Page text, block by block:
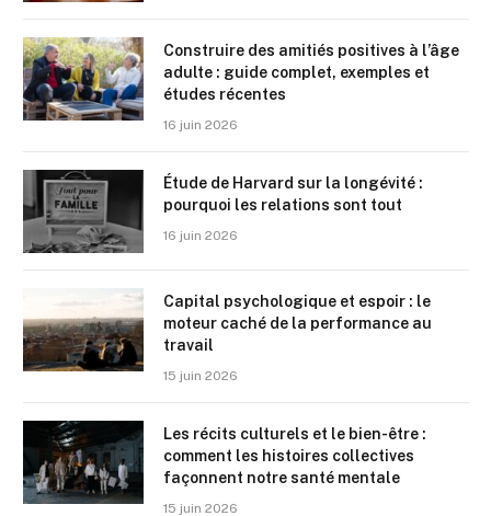
Construire des amitiés positives à l’âge
adulte : guide complet, exemples et
études récentes
16 juin 2026
Étude de Harvard sur la longévité :
pourquoi les relations sont tout
16 juin 2026
Capital psychologique et espoir : le
moteur caché de la performance au
travail
15 juin 2026
Les récits culturels et le bien-être :
comment les histoires collectives
façonnent notre santé mentale
15 juin 2026